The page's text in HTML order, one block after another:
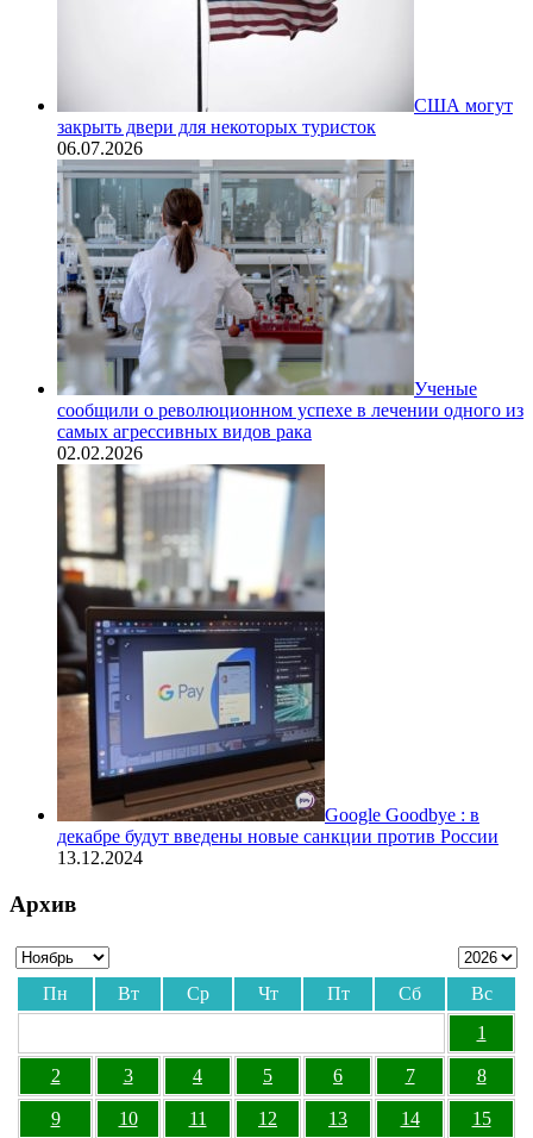
США могут
закрыть двери для некоторых туристок
06.07.2026
Ученые
сообщили о революционном успехе в лечении одного из
самых агрессивных видов рака
02.02.2026
Google Goodbye : в
декабре будут введены новые санкции против России
13.12.2024
Архив
Пн Вт Ср Чт Пт Сб
Вс
1
2 3 4 5 6 7 8
9 10 11 12 13 14 15